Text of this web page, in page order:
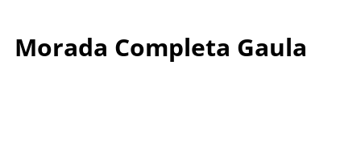
Morada Completa Gaula